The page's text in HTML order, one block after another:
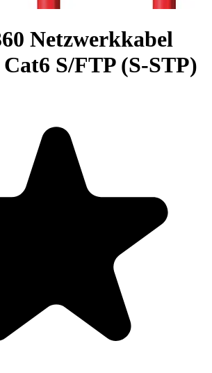
Netzwerkkabel
S/FTP (S-STP)